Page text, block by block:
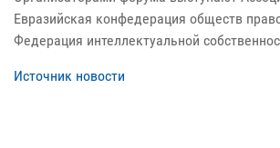
Евразийская конфедерация обществ
Федерация интеллектуальной
Источник новости